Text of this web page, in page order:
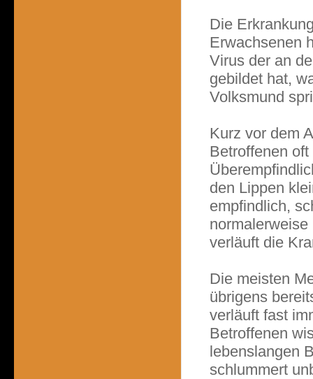
Die
Erwachsenen
Virus der an
gebildet hat,
Volksmund
Kurz vor dem
Betroffenen
den Lippen
empfindlich,
verläuft die
Die meisten
übrigens
verläuft fast
Betroffenen
lebenslangen
schlummert